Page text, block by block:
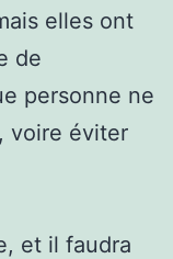
elles ont
de
personne ne
voire éviter
et il faudra